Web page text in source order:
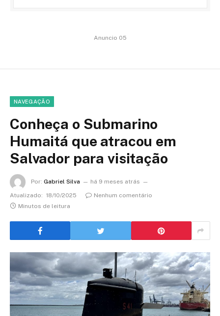
Anuncio 05
NAVEGAÇÃO
Conheça o Submarino
Humaitá que atracou em
Salvador para visitação
Por: Gabriel Silva
há 9 meses atrás
Atualizado: 18/10/2025
Nenhum comentário
Minutos de leitura